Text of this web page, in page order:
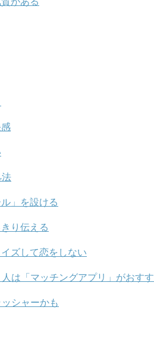
法
」を設ける
り伝える
ズして恋をしない
は「マッチングアプリ」がおすす
シャーかも